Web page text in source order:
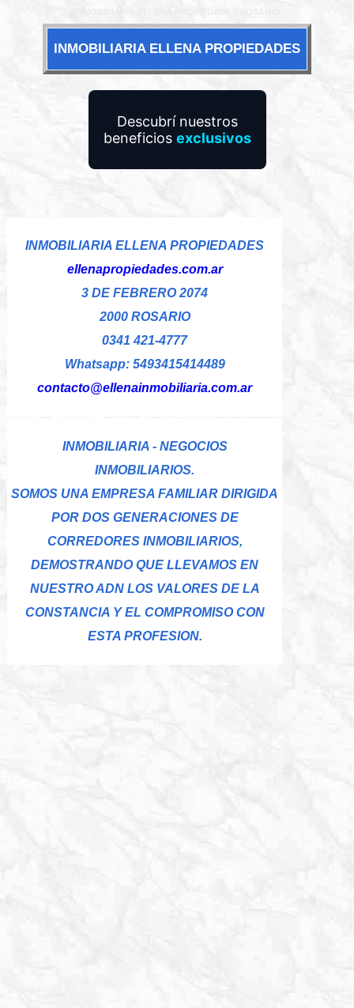
INMOBILIARIA ELLENA PROPIEDADES
Descubrí nuestros
beneficios exclusivos
INMOBILIARIA ELLENA PROPIEDADES
ellenapropiedades.com.ar
3 DE FEBRERO 2074
2000 ROSARIO
0341 421-4777
Whatsapp: 5493415414489
contacto@ellenainmobiliaria.com.ar
INMOBILIARIA - NEGOCIOS
INMOBILIARIOS.
SOMOS UNA EMPRESA FAMILIAR DIRIGIDA
POR DOS GENERACIONES DE
CORREDORES INMOBILIARIOS,
DEMOSTRANDO QUE LLEVAMOS EN
NUESTRO ADN LOS VALORES DE LA
CONSTANCIA Y EL COMPROMISO CON
ESTA PROFESION.